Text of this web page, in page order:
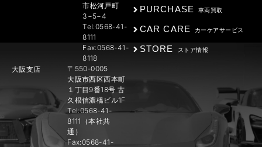
市松河戸町
3−5−4
Tel:0568-41-
8111
Fax:0568-41-
8118
大阪支店
〒550-0005
大阪市西区西本町
１丁目9番18号 古
久根信濃橋ビル1F
Tel:0568-41-
8111（本社共
通）
Fax:0568-41-
PURCHASE 車両買取
CAR CARE カーケアサービス
STORE ストア情報